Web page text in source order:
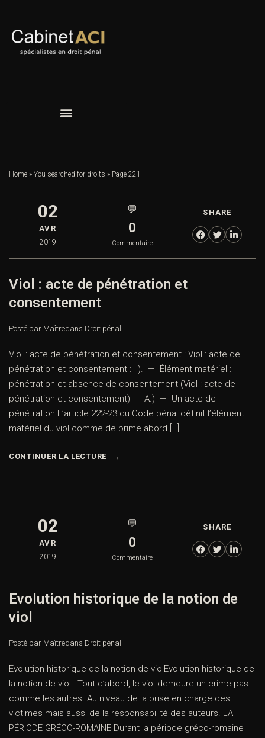
Home » You searched for droits » Page 221
02
AVR
2019
💬
0
Commentaire
SHARE
Viol : acte de pénétration et
consentement
Posté par Maîtredans Droit pénal
Viol : acte de pénétration et consentement : Viol : acte de
pénétration et consentement : I). — Élément matériel :
pénétration et absence de consentement (Viol : acte de
pénétration et consentement) A.) — Un acte de
pénétration L’article 222-23 du Code pénal définit l’élément
matériel du viol comme de prime abord […]
CONTINUER LA LECTURE
02
AVR
2019
💬
0
Commentaire
SHARE
Evolution historique de la notion de
viol
Posté par Maîtredans Droit pénal
Evolution historique de la notion de violEvolution historique de
la notion de viol : Tout d’abord, le viol demeure un crime pas
comme les autres. Au niveau de la prise en charge des
victimes mais aussi de la responsabilité des auteurs. LA
PÉRIODE GRÉCO-ROMAINE Durant la période gréco-romaine